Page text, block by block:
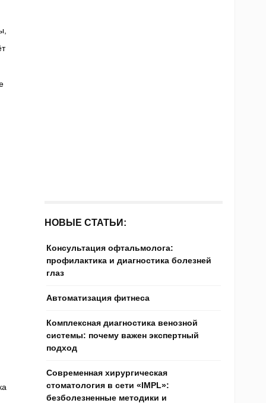
НОВЫЕ СТАТЬИ:
Консультация офтальмолога:
профилактика и диагностика болезней
глаз
Автоматизация фитнеса
Комплексная диагностика венозной
системы: почему важен экспертный
подход
Современная хирургическая
стоматология в сети «IMPL»:
безболезненные методики и